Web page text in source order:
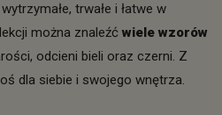
trwałe i łatwe w
można znaleźć wiele wzorów
odcieni bieli oraz czerni. Z
dla siebie i swojego wnętrza.